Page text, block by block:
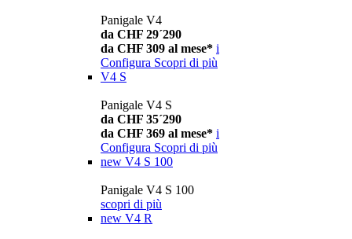
Panigale V4
da CHF 29´290
da CHF 309 al mese* i
Configura Scopri di più
V4 S
Panigale V4 S
da CHF 35´290
da CHF 369 al mese* i
Configura Scopri di più
new V4 S 100
Panigale V4 S 100
scopri di più
new V4 R